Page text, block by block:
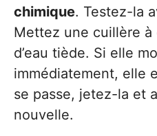
chimique. Testez-la
Mettez une cuillère à
d’eau tiède. Si elle
immédiatement, elle
se passe, jetez-la et
nouvelle.